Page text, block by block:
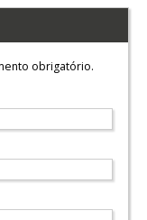
obrigatório.